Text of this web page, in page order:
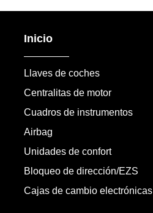
Inicio
Llaves de coches
Centralitas de motor
Cuadros de instrumentos
Airbag
Unidades de confort
Bloqueo de dirección/EZS
Cajas de cambio electrónicas